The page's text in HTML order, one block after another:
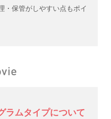
・保管がしやすい点もポイ
ラムタイプについて